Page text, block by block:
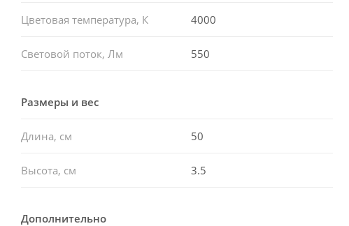
Цветовая температура, К 4000
Световой поток, Лм 550
Размеры и вес
Длина, см 50
Высота, см 3.5
Дополнительно